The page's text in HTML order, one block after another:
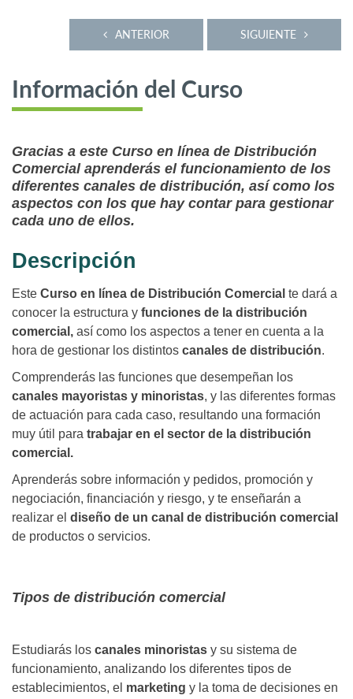
SIGUIENTE
ANTERIOR
Información del Curso
Gracias a este Curso en línea de Distribución
Comercial aprenderás el funcionamiento de los
diferentes canales de distribución, así como los
aspectos con los que hay contar para gestionar
cada uno de ellos.
Descripción
Este Curso en línea de Distribución Comercial te dará a
conocer la estructura y funciones de la distribución
comercial, así como los aspectos a tener en cuenta a la
hora de gestionar los distintos canales de distribución.
Comprenderás las funciones que desempeñan los
canales mayoristas y minoristas, y las diferentes formas
de actuación para cada caso, resultando una formación
muy útil para trabajar en el sector de la distribución
comercial.
Aprenderás sobre información y pedidos, promoción y
negociación, financiación y riesgo, y te enseñarán a
realizar el diseño de un canal de distribución comercial
de productos o servicios.
Tipos de distribución comercial
Estudiarás los canales minoristas y su sistema de
funcionamiento, analizando los diferentes tipos de
establecimientos, el marketing y la toma de decisiones en